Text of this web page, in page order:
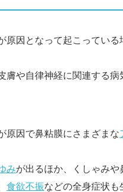
原因となって起こっている
膚や自律神経に関連する
原因で鼻粘膜にさまざまな
みが出るほか、くしゃみ
食欲不振などの全身症状